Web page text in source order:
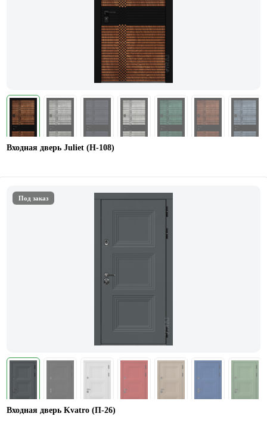
Входная дверь Juliet (Н-108)
Под заказ
Входная дверь Kvatro (П-26)